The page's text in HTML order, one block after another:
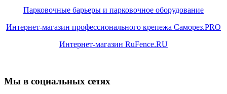
Парковочные барьеры и парковочное оборудование
Интернет-магазин профессионального крепежа Саморез.PRO
Интернет-магазин RuFence.RU
Мы в социальных сетях